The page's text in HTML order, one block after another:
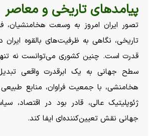
پیامد‌های تاریخی و معاصر
تصور ایران امروز به وسعت هخامنشیان،
تاریخی، نگاهی به ظرفیت‌های بالقوه
قدرت است. چنین کشوری می‌توانست نه
سطح جهانی به یک ابرقدرت واقعی
هخامنشی، با جمعیت فراوان، منابع
ژئوپلیتیک عالی، قادر بود در اقتصاد،
جهانی نقش تعیین‌کننده‌ای ایفا کند.